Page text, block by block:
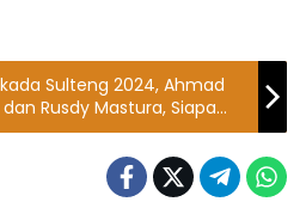
Sulteng 2024, Ahmad
Rusdy Mastura, Siapa